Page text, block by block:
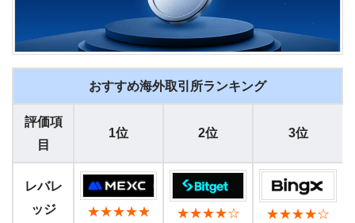
おすすめ海外取引所ランキング
評価項
目
1位 2位 3位
レバレ
ッジ
★★★★★ ★★★★☆ ★★★★☆